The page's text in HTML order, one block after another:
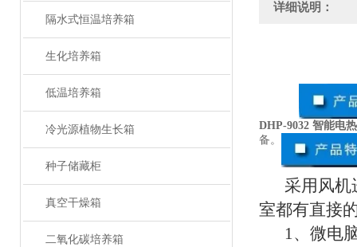
隔水式恒温培养箱
生化培养箱
低温培养箱
冷光源植物生长箱
种子储藏柜
真空干燥箱
二氧化碳培养箱
详细说明：
DHP-9032 智能电
备。
采用风机
室都有直接
1、微电